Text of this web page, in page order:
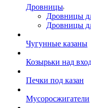
Дровницы
Дровницы
Дровницы
Чугунные казаны
Козырьки над
Печки под казан
Мусоросжигатели